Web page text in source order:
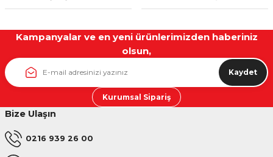
Kampanyalar ve en yeni ürünlerimizden haberiniz
olsun,
Kaydet
Kurumsal Sipariş
Bize Ulaşın
0216 939 26 00